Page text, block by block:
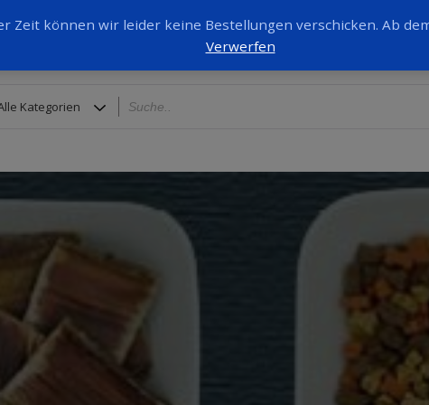
Zeit können wir leider keine Bestellungen verschicken. Ab
Verwerfen